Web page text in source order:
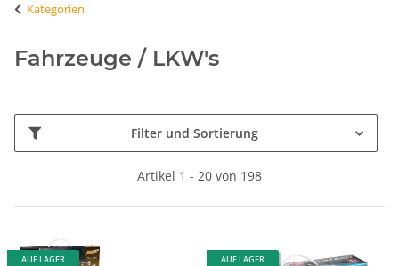
Kategorien
Fahrzeuge / LKW's
Filter und Sortierung
Artikel 1 - 20 von 198
AUF LAGER AUF LAGER